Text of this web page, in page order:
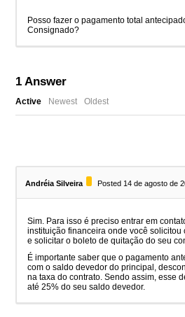
Posso fazer o pagamento total
Consignado?
1 Answer
Active Newest Oldest
Andréia Silveira Posted 14 de agosto de
Sim. Para isso é preciso entrar em
instituição financeira onde você
e solicitar o boleto de quitação do seu
É importante saber que o pagamento
com o saldo devedor do principal,
na taxa do contrato. Sendo assim, esse
até 25% do seu saldo devedor.